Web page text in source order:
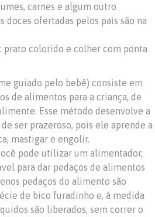
carnes e algum outro
doces ofertadas pelos pais são na
prato colorido e colher com ponta
guiado pelo bebê) consiste em
de alimentos para a criança, de
Esse método desenvolve a
ser prazeroso, pois ele aprende a
mastigar e engolir.
pode utilizar um alimentador,
para dar pedaços de alimentos
pedaços do alimento são
de bico furadinho e, à medida
são liberados, sem correr o